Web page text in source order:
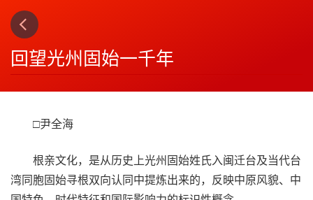
回望光州固始一千年
□尹全海
根亲文化，是从历史上光州固始姓氏入闽迁台及当代台
湾同胞固始寻根双向认同中提炼出来的，反映中原风貌、中